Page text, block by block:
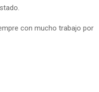
con mucho trabajo por